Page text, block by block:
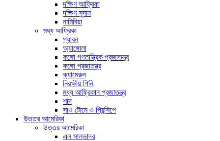
দক্ষিণ আফ্রিকা
দক্ষিণ সুদান
নামিবিয়া
মধ্য আফ্রিকা
গ্যাবন
অ্যাঙ্গোলা
কঙ্গো গণতান্ত্রিক প্রজাতন্ত্র
কঙ্গো প্রজাতন্ত্র
ক্যামেরুন
নিরক্ষীয় গিনি
মধ্য আফ্রিকান প্রজাতন্ত্র
শাদ
সাও টোমে ও প্রিন্সিপে
উত্তর আমেরিকা
উত্তর আমেরিকা
এল সালভাদর